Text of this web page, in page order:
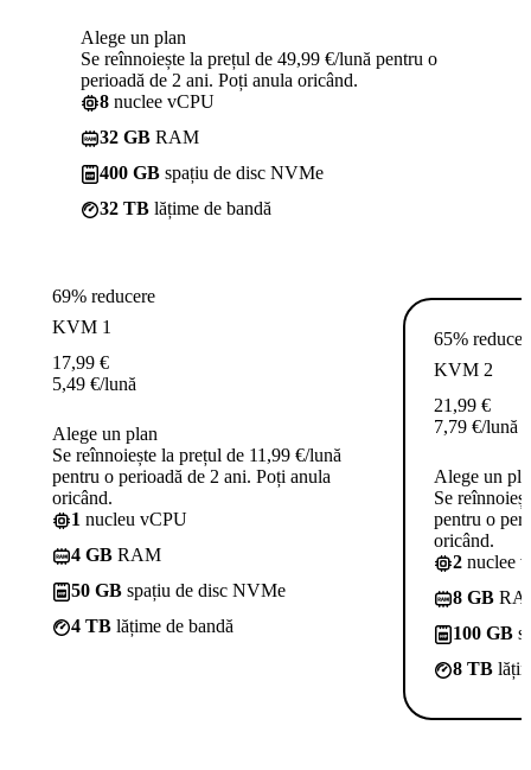
Alege un plan
Se reînnoiește la prețul de 49,99 €/lună pentru o
perioadă de 2 ani. Poți anula oricând.
8 nuclee vCPU
32 GB RAM
400 GB spațiu de disc NVMe
32 TB lățime de bandă
69% reducere
KVM 1
17,99 €
5,49 €/lună
Alege un plan
Se reînnoiește la prețul de 11,99 €/lună
pentru o perioadă de 2 ani. Poți anula
oricând.
1 nucleu vCPU
4 GB RAM
50 GB spațiu de disc NVMe
4 TB lățime de bandă
65%
KVM 2
21,99 €
7,79 €/lună
Alege un
Se
pentru o
oricând.
2 nuclee
8 GB
100 GB
8 TB